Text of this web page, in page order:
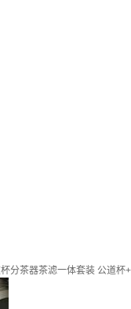
分茶器茶滤一体套装 公道